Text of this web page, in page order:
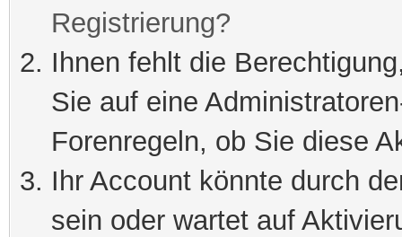
Registrierung?
Ihnen fehlt die
Sie auf eine
Forenregeln, ob Sie diese
Ihr Account könnte durch
sein oder wartet auf